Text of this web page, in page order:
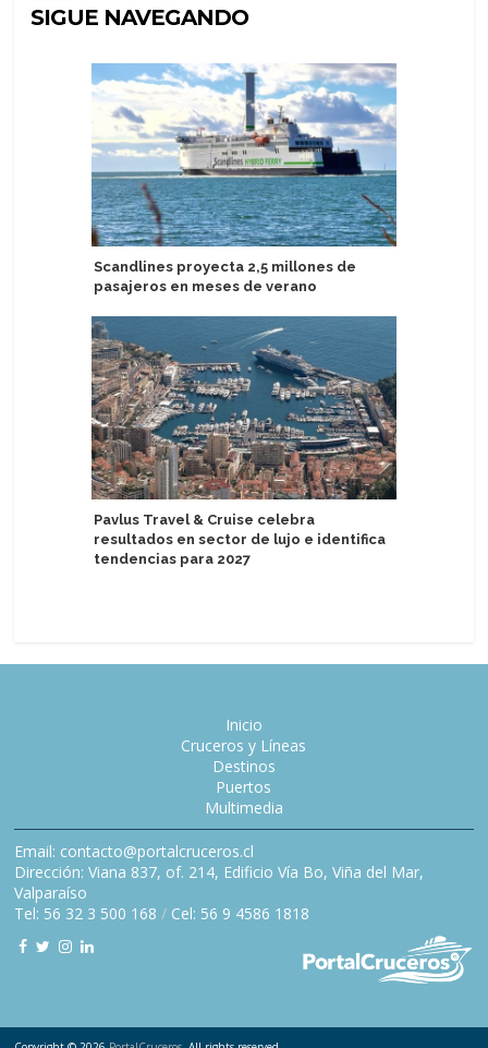
SIGUE NAVEGANDO
Scandlines proyecta 2,5 millones de
pasajeros en meses de verano
Pavlus Travel & Cruise celebra
resultados en sector de lujo e identifica
tendencias para 2027
Inicio
Cruceros y Líneas
Destinos
Puertos
Multimedia
Email: contacto@portalcruceros.cl
Dirección: Viana 837, of. 214, Edificio Vía Bo, Viña del Mar,
Valparaíso
Tel: 56 32 3 500 168 / Cel: 56 9 4586 1818